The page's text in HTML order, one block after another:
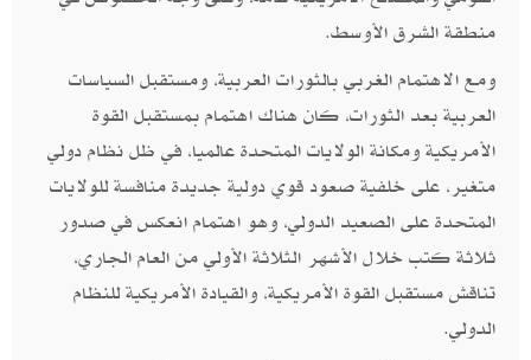
منطقة الشرق الأوسط‮.‬
ومع الاهتمام الغربي بالثورات العربية،‮ ‬ومستقبل السياسات
العربية بعد الثورات،‮ ‬كان هناك اهتمام بمستقبل القوة
الأمريكية ومكانة الولايات المتحدة عالميا،‮ ‬في ظل نظام دولي
متغير،‮ ‬على خلفية صعود قوي دولية جديدة منافسة للولايات
المتحدة على الصعيد الدولي، وهو اهتمام انعكس في صدور
ثلاثة كتب خلال الأشهر الثلاثة الأولي من العام الجاري،‮
‬تناقش مستقبل القوة الأمريكية،‮ ‬والقيادة الأمريكية للنظام
الدولي‮.‬